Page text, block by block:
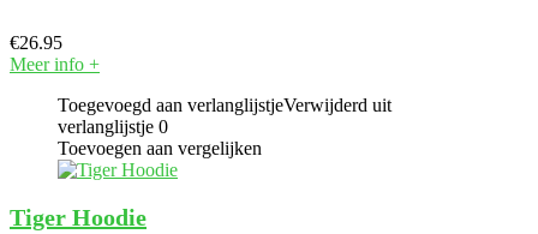
€26.95
Meer info +
Toegevoegd aan verlanglijstjeVerwijderd uit
verlanglijstje 0
Toevoegen aan vergelijken
Tiger Hoodie